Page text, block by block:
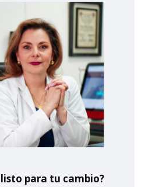
para tu cambio?